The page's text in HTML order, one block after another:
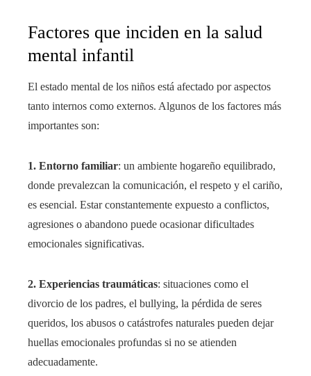
Factores que inciden en la salud
mental infantil
El estado mental de los niños está afectado por aspectos
tanto internos como externos. Algunos de los factores más
importantes son:
1. Entorno familiar: un ambiente hogareño equilibrado,
donde prevalezcan la comunicación, el respeto y el cariño,
es esencial. Estar constantemente expuesto a conflictos,
agresiones o abandono puede ocasionar dificultades
emocionales significativas.
2. Experiencias traumáticas: situaciones como el
divorcio de los padres, el bullying, la pérdida de seres
queridos, los abusos o catástrofes naturales pueden dejar
huellas emocionales profundas si no se atienden
adecuadamente.